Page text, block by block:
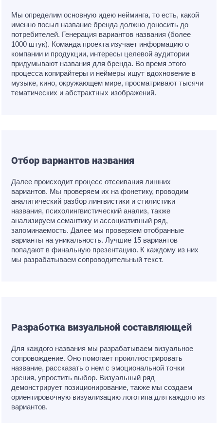
Мы определим основную идею нейминга, то есть, какой
именно посыл название бренда должно доносить до
потребителей. Генерация вариантов названия (более
1000 штук). Команда проекта изучает информацию о
компании и продукции, интересы целевой аудитории
придумывают названия для бренда. Во время этого
процесса копирайтеры и неймеры ищут вдохновение в
музыке, кино, окружающем мире, просматривают тысячи
тематических и абстрактных изображений.
Отбор вариантов названия
Далее происходит процесс отсеивания лишних
вариантов. Мы проверяем их на фонетику, проводим
аналитический разбор лингвистики и стилистики
названия, психолингвистический анализ, также
анализируем семантику и ассоциативный ряд,
запоминаемость. Далее мы проверяем отобранные
варианты на уникальность. Лучшие 15 вариантов
попадают в финальную презентацию. К каждому из них
мы разрабатываем сопроводительный текст.
Разработка визуальной составляющей
Для каждого названия мы разрабатываем визуальное
сопровождение. Оно помогает проиллюстрировать
название, рассказать о нем с эмоциональной точки
зрения, упростить выбор. Визуальный ряд
демонстрирует позиционирование, также мы создаем
ориентировочную визуализацию логотипа для каждого из
вариантов.